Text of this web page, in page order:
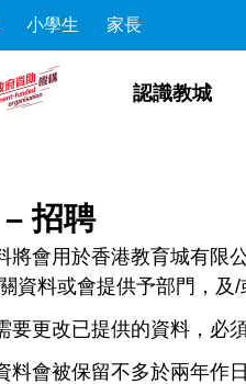
小學生 家長
認識教城
招聘
將會用於香港教育城有限
資料或會提供予部門，及
更改已提供的資料，必
料會被保留不多於兩年作